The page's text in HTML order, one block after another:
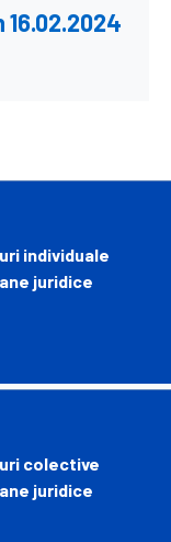
16.02.2024
individuale
juridice
colective
juridice